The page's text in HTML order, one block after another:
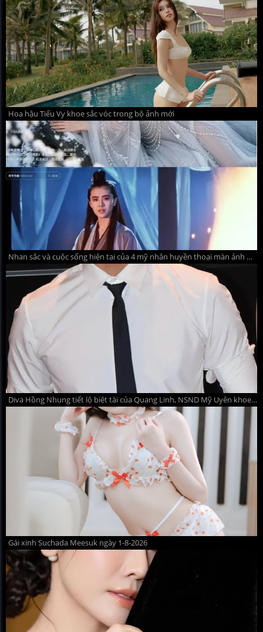
Hoa hậu Tiểu Vy khoe sắc vóc trong bộ ảnh mới
Nhan sắc và cuộc sống hiện tại của 4 mỹ nhân huyền thoại màn ảnh Hồng Kông
Diva Hồng Nhung tiết lộ biệt tài của Quang Linh, NSND Mỹ Uyên khoe dáng ở sân bay
Gái xinh Suchada Meesuk ngày 1-8-2026